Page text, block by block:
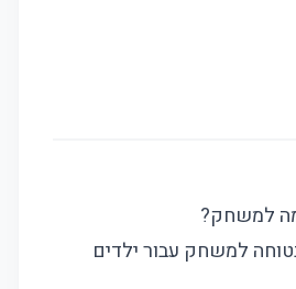
למשחק?
למשחק עבור ילדים